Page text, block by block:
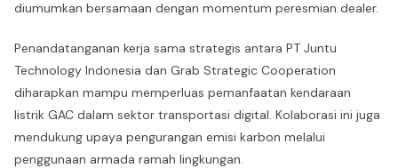
diumumkan bersamaan dengan momentum peresmian dealer.
Penandatanganan kerja sama strategis antara PT Juntu
Technology Indonesia dan Grab Strategic Cooperation
diharapkan mampu memperluas pemanfaatan kendaraan
listrik GAC dalam sektor transportasi digital. Kolaborasi ini juga
mendukung upaya pengurangan emisi karbon melalui
penggunaan armada ramah lingkungan.